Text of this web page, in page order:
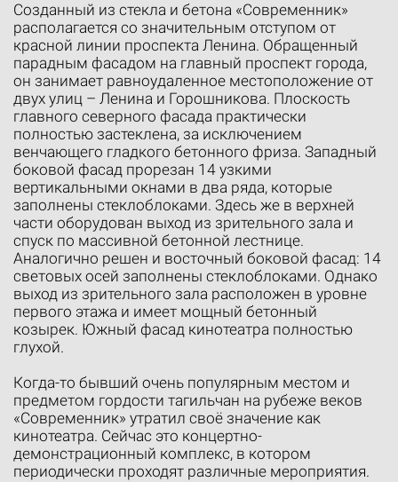
Созданный из стекла и бетона «Современник»
располагается со значительным отступом от
красной линии проспекта Ленина. Обращенный
парадным фасадом на главный проспект города,
он занимает равноудаленное местоположение от
двух улиц – Ленина и Горошникова. Плоскость
главного северного фасада практически
полностью застеклена, за исключением
венчающего гладкого бетонного фриза. Западный
боковой фасад прорезан 14 узкими
вертикальными окнами в два ряда, которые
заполнены стеклоблоками. Здесь же в верхней
части оборудован выход из зрительного зала и
спуск по массивной бетонной лестнице.
Аналогично решен и восточный боковой фасад: 14
световых осей заполнены стеклоблоками. Однако
выход из зрительного зала расположен в уровне
первого этажа и имеет мощный бетонный
козырек. Южный фасад кинотеатра полностью
глухой.
Когда-то бывший очень популярным местом и
предметом гордости тагильчан на рубеже веков
«Современник» утратил своё значение как
кинотеатра. Сейчас это концертно-
демонстрационный комплекс, в котором
периодически проходят различные мероприятия.